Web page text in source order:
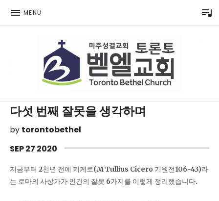
MENU
다섯 번째 잘못을 생각하며
by torontobethel
SEP27 2020
지금부터 2천년 전에 키케로(M Tullius Cicero 기원전106-43)라
는 로마의 사상가가 인간의 잘못 6가지를 이렇게 정리했습니다.